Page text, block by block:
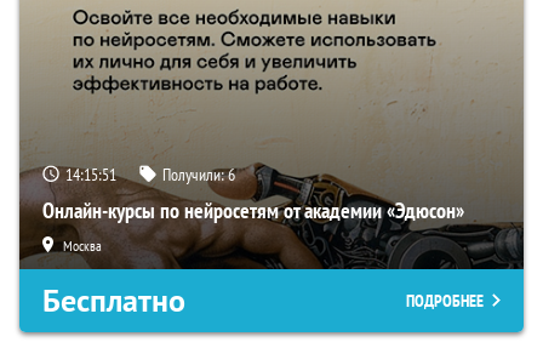
14:15:50 Получили:6
Онлайн-курсы по нейросетям от академии «Эдюсон»
Москва
Бесплатно ПОДРОБНЕЕ